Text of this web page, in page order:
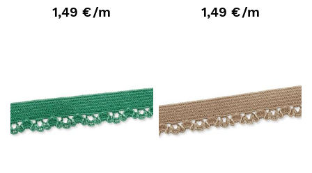
1,49 €/m 1,49 €/m